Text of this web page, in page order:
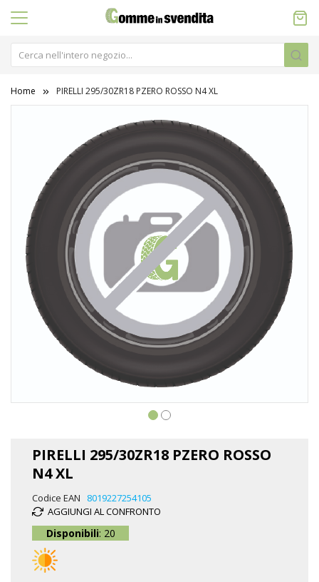
Home PIRELLI 295/30ZR18 PZERO ROSSO N4 XL
PIRELLI 295/30ZR18 PZERO ROSSO
N4 XL
Codice EAN
8019227254105
AGGIUNGI AL CONFRONTO
Disponibili: 20
immagini
galleria
immagini